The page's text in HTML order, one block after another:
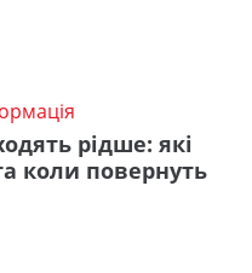
рідше: які
коли повернуть